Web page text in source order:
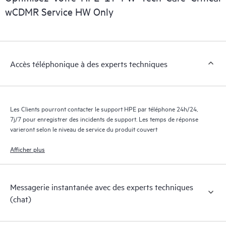
numérique personnalisée et optimisée qui fournit des données
exploitables sur des cas de service de produits HPE et des
Clients peuvent gérer plus facilement leurs actifs en identifiant
comprenant comment ces produits interagissent ensemble. Les
d’effectuer certaines activités sans avoir à ouvrir un incident de
connaissances dûment sélectionnées. Le service HPE Tech Care
donne accès à des ressources HPE qui favoriseront l’excellence
périphérie au cloud.
wCDMR Service HW Only
Accès téléphonique à des experts techniques
Les Clients pourront contacter le support HPE par téléphone 24h/24,
7j/7 pour enregistrer des incidents de support. Les temps de réponse
varieront selon le niveau de service du produit couvert
Afficher plus
Messagerie instantanée avec des experts techniques
(chat)